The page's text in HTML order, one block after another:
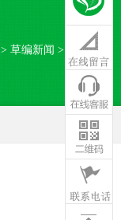
> 草编新闻 >